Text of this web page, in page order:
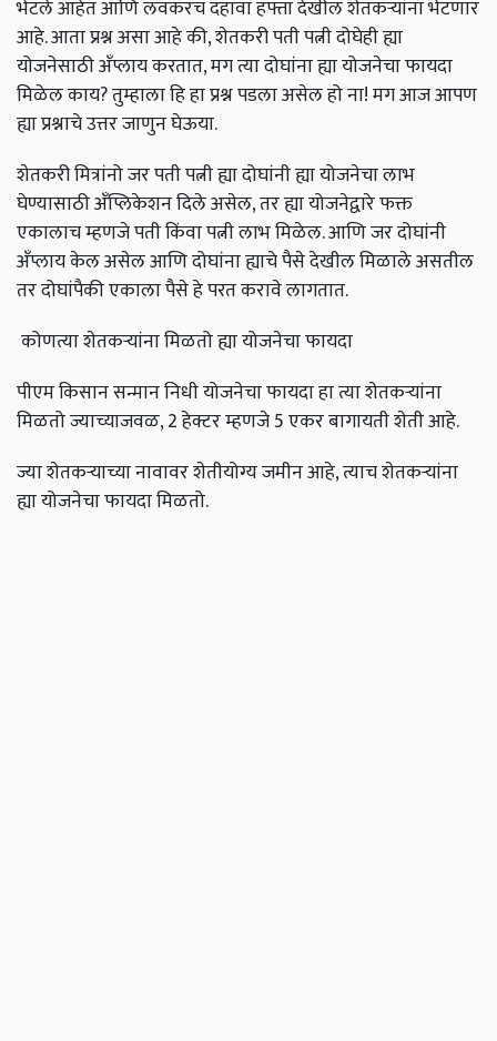
भेटले आहेत आणि लवकरच दहावा हफ्ता देखील शेतकऱ्यांना भेटणार
आहे. आता प्रश्न असा आहे की, शेतकरी पती पत्नी दोघेही ह्या
योजनेसाठी अँप्लाय करतात, मग त्या दोघांना ह्या योजनेचा फायदा
मिळेल काय? तुम्हाला हि हा प्रश्न पडला असेल हो ना! मग आज आपण
ह्या प्रश्नाचे उत्तर जाणुन घेऊया.
शेतकरी मित्रांनो जर पती पत्नी ह्या दोघांनी ह्या योजनेचा लाभ
घेण्यासाठी अँप्लिकेशन दिले असेल, तर ह्या योजनेद्वारे फक्त
एकालाच म्हणजे पती किंवा पत्नी लाभ मिळेल. आणि जर दोघांनी
अँप्लाय केल असेल आणि दोघांना ह्याचे पैसे देखील मिळाले असतील
तर दोघांपैकी एकाला पैसे हे परत करावे लागतात.
कोणत्या शेतकऱ्यांना मिळतो ह्या योजनेचा फायदा
पीएम किसान सन्मान निधी योजनेचा फायदा हा त्या शेतकऱ्यांना
मिळतो ज्याच्याजवळ, 2 हेक्टर म्हणजे 5 एकर बागायती शेती आहे.
ज्या शेतकऱ्याच्या नावावर शेतीयोग्य जमीन आहे, त्याच शेतकऱ्यांना
ह्या योजनेचा फायदा मिळतो.